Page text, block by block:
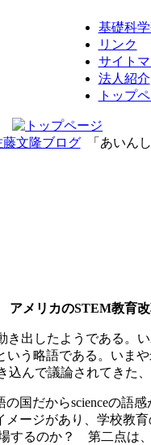
基礎科
リンク
サイト
法人紹介
トップ
文隆ブログ
「あいん
アメリカのSTEM教育
出したようである。
う略語である。いま
んで議論されてきた
の国だからscience
ージがあり、学校教
するのか？ 第二点